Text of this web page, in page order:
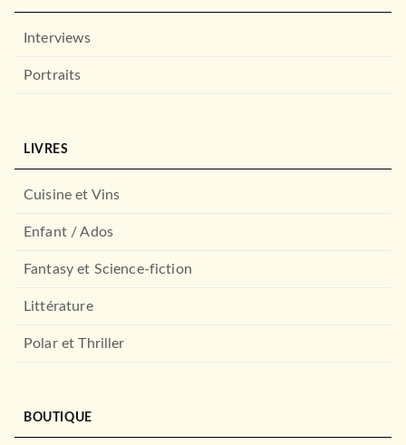
J. Courtney Sullivan
Un si beau jour
Interviews
Portraits
LIVRES
Cuisine et Vins
Enfant / Ados
Fantasy et Science-fiction
Littérature
Polar et Thriller
BOUTIQUE